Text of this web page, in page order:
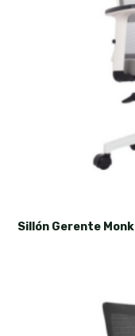
Sillón Gerente Monk